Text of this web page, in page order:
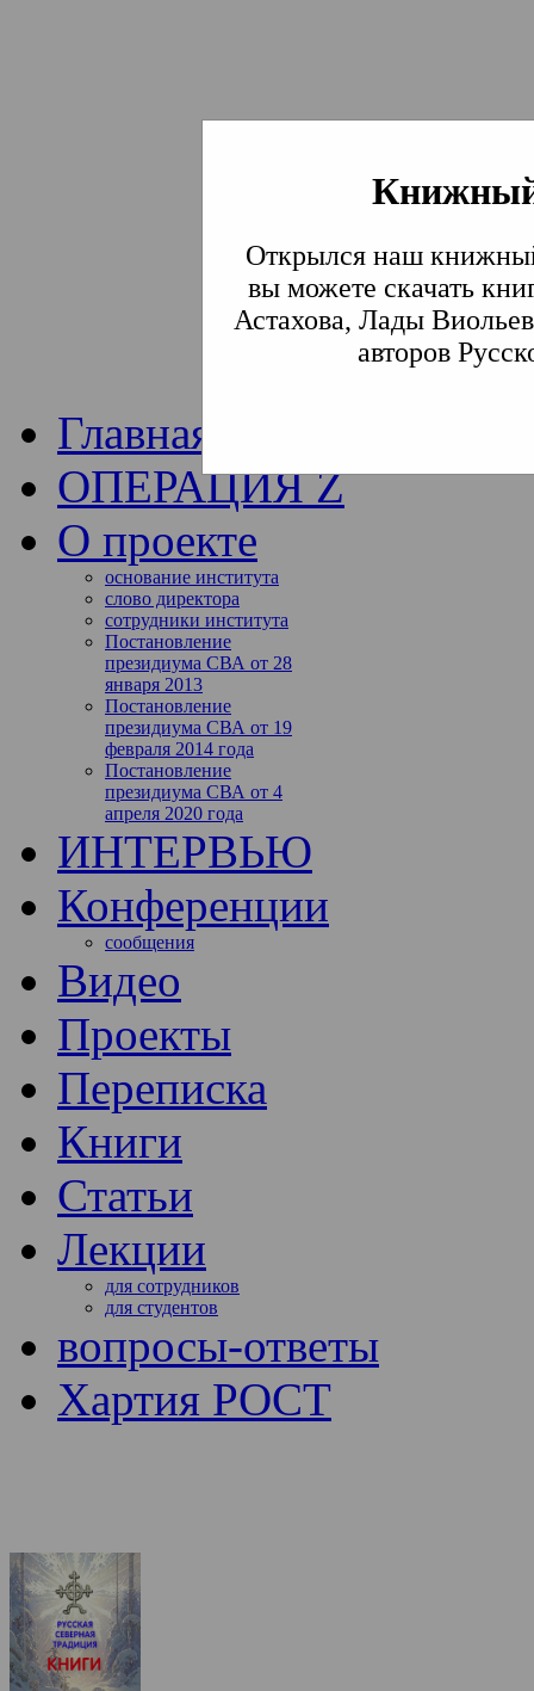
Открылся наш
вы можете скачать
Астахова, Лады
авторов
Институт
Традиции СВА
Главная
ОПЕРАЦИЯ Z
О проекте
основание института
слово директора
сотрудники института
Постановление
президиума СВА от 28
января 2013
Постановление
президиума СВА от 19
февраля 2014 года
Постановление
президиума СВА от 4
апреля 2020 года
ИНТЕРВЬЮ
Конференции
сообщения
Видео
Проекты
Переписка
Книги
Статьи
Лекции
для сотрудников
для студентов
вопросы-ответы
Хартия РОСТ